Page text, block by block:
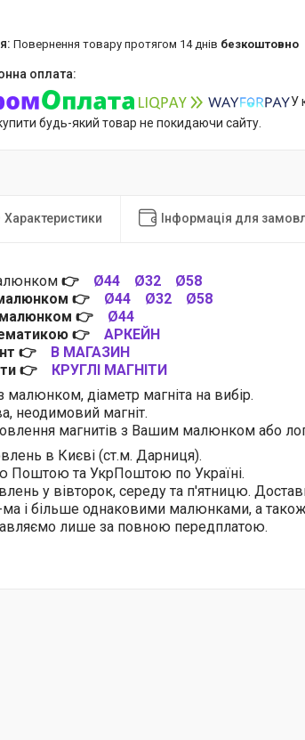
повернення товару протягом 14 днів безкоштовно
У
будь-який товар не покидаючи сайту.
Характеристики Інформація для
👉 Ø44 Ø32
Ø58
👉 Ø44 Ø32
Ø58
👉 Ø44
👉 АРКЕЙН
👉
В МАГАЗИН
👉
КРУГЛІ МАГНІТИ
малюнком, діаметр магніта на вибір.
неодимовий магніт.
магнитів з Вашим малюнком або
в Києві (ст.м. Дарниця).
Поштою та УкрПоштою по Україні.
у вівторок, середу та п'ятницю.
і більше однаковими малюнками, а
лише за повною передплатою.